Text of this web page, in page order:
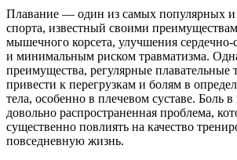
Плавание — один из самых популярных и
спорта, известный своими
мышечного корсета, улучшения сердечно-
и минимальным риском травматизма.
преимущества, регулярные плавательные
привести к перегрузкам и болям в
тела, особенно в плечевом суставе. Боль
довольно распространенная проблема,
существенно повлиять на качество
повседневную жизнь.